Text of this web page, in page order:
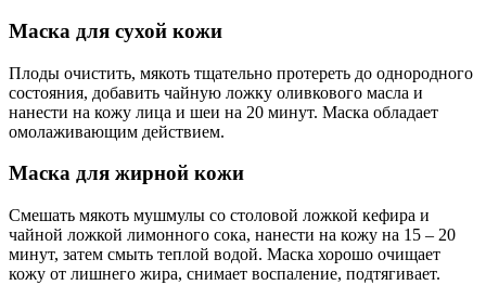
Маска для сухой кожи
Плоды очистить, мякоть тщательно протереть до однородного
состояния, добавить чайную ложку оливкового масла и
нанести на кожу лица и шеи на 20 минут. Маска обладает
омолаживающим действием.
Маска для жирной кожи
Смешать мякоть мушмулы со столовой ложкой кефира и
чайной ложкой лимонного сока, нанести на кожу на 15 – 20
минут, затем смыть теплой водой. Маска хорошо очищает
кожу от лишнего жира, снимает воспаление, подтягивает.